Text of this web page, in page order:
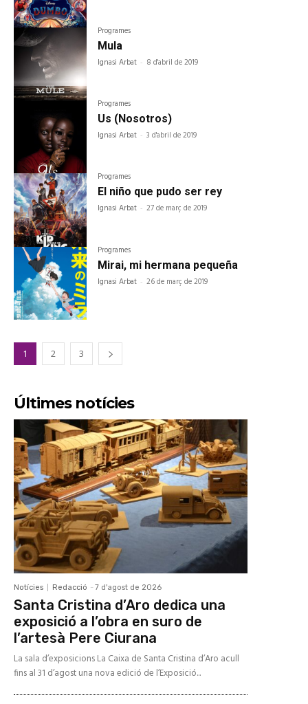
Programes
Mula
Ignasi Arbat - 8 d'abril de 2019
Programes
Us (Nosotros)
Ignasi Arbat - 3 d'abril de 2019
Programes
El niño que pudo ser rey
Ignasi Arbat - 27 de març de 2019
Programes
Mirai, mi hermana pequeña
Ignasi Arbat - 26 de març de 2019
1 2 3
Últimes notícies
Notícies Redacció - 7 d'agost de 2026
Santa Cristina d’Aro dedica una
exposició a l’obra en suro de
l’artesà Pere Ciurana
La sala d’exposicions La Caixa de Santa Cristina d’Aro acull
fins al 31 d’agost una nova edició de l’Exposició...